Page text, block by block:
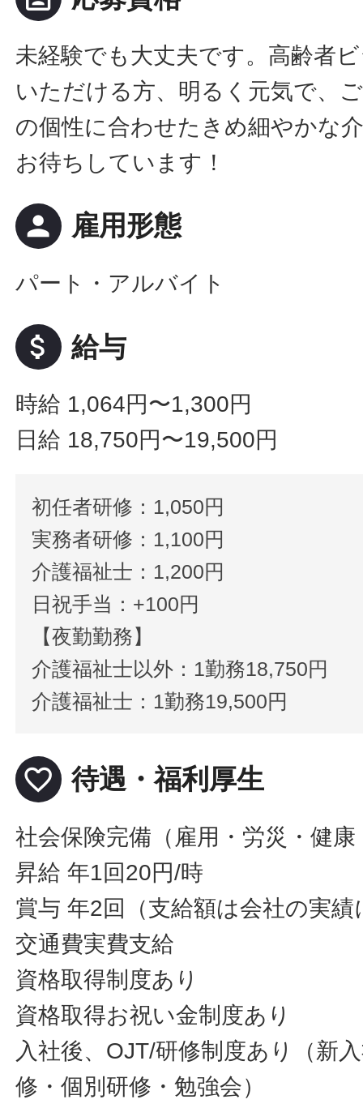
未経験でも大丈夫です。高齢者
いただける方、明るく元気で、
の個性に合わせたきめ細やかな
お待ちしています！
person 雇用形態
パート・アルバイト
attach_money 給与
時給 1,064円〜1,300円
日給 18,750円〜19,500円
初任者研修：1,050円
実務者研修：1,100円
介護福祉士：1,200円
日祝手当：+100円
【夜勤勤務】
介護福祉士以外：1勤務18,750円
介護福祉士：1勤務19,500円
favorite_border 待遇・福利厚生
社会保険完備（雇用・労災・健康
昇給 年1回20円/時
賞与 年2回（支給額は会社の実績
交通費実費支給
資格取得制度あり
資格取得お祝い金制度あり
入社後、OJT/研修制度あり（新
修・個別研修・勉強会）